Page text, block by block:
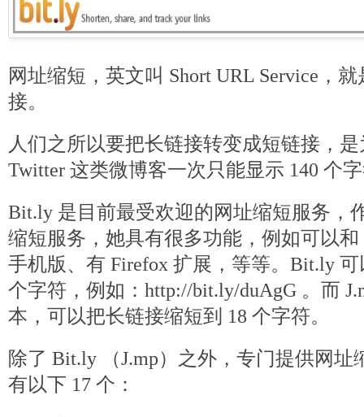
网址缩短，英文叫 Short URL Service，
接。
人们之所以要把长链接转变成短链接，
Twitter 这类微博客一次只能显示 140 个
Bit.ly 是目前最受欢迎的网址缩短服务，
缩短服务，她具有很多功能，例如可以和
手机版、有 Firefox 扩展，等等。Bit.ly
个字符，例如：http://bit.ly/duAgG 。而
本，可以把长链接缩短到 18 个字符。
除了 Bit.ly （J.mp）之外，专门提供网址
有以下 17 个：